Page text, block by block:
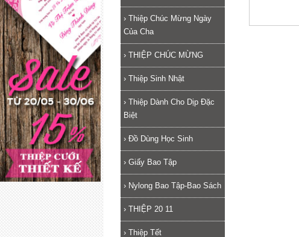
› Thiệp Chúc Mừng Ngày
Của Cha
› THIỆP CHÚC MỪNG
› Thiệp Sinh Nhật
› Thiệp Dành Cho Dịp Đặc
Biệt
› Đồ Dùng Học Sinh
› Giấy Bao Tập
› Nylong Bao Tập-Bao Sách
› THIỆP 20 11
› Thiệp Tết